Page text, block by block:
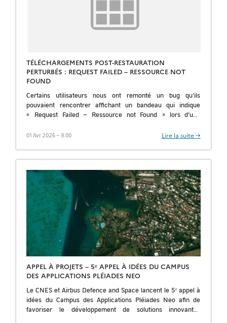
TÉLÉCHARGEMENTS POST-RESTAURATION
PERTURBÉS : REQUEST FAILED – RESSOURCE NOT
FOUND
Certains utilisateurs nous ont remonté un bug qu’ils
pouvaient rencontrer affichant un bandeau qui indique
« Request Failed – Ressource not Found » lors d’une
01 Avr 2026 – 8:00 Lire la suite →
APPEL À PROJETS – 5ᵉ APPEL À IDÉES DU CAMPUS
DES APPLICATIONS PLÉIADES NEO
Le CNES et Airbus Defence and Space lancent le 5ᵉ appel à
idées du Campus des Applications Pléiades Neo afin de
favoriser le développement de solutions innovantes